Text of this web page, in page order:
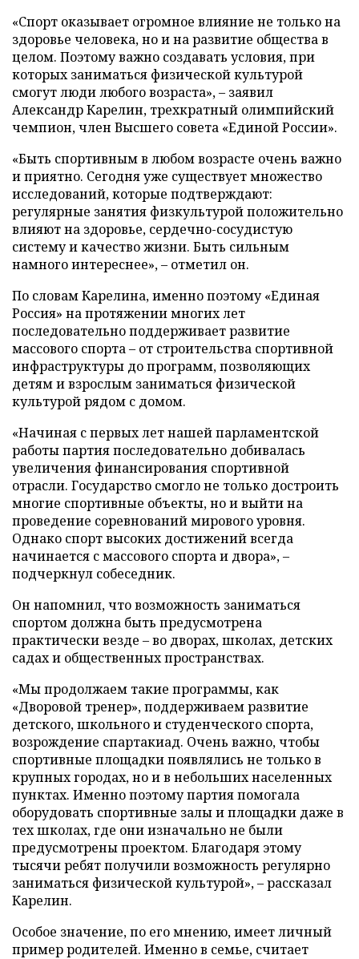
«Спорт оказывает огромное влияние не только на
здоровье человека, но и на развитие общества в
целом. Поэтому важно создавать условия, при
которых заниматься физической культурой
смогут люди любого возраста», – заявил
Александр Карелин, трехкратный олимпийский
чемпион, член Высшего совета «Единой России».
«Быть спортивным в любом возрасте очень важно
и приятно. Сегодня уже существует множество
исследований, которые подтверждают:
регулярные занятия физкультурой положительно
влияют на здоровье, сердечно-сосудистую
систему и качество жизни. Быть сильным
намного интереснее», – отметил он.
По словам Карелина, именно поэтому «Единая
Россия» на протяжении многих лет
последовательно поддерживает развитие
массового спорта – от строительства спортивной
инфраструктуры до программ, позволяющих
детям и взрослым заниматься физической
культурой рядом с домом.
«Начиная с первых лет нашей парламентской
работы партия последовательно добивалась
увеличения финансирования спортивной
отрасли. Государство смогло не только достроить
многие спортивные объекты, но и выйти на
проведение соревнований мирового уровня.
Однако спорт высоких достижений всегда
начинается с массового спорта и двора», –
подчеркнул собеседник.
Он напомнил, что возможность заниматься
спортом должна быть предусмотрена
практически везде – во дворах, школах, детских
садах и общественных пространствах.
«Мы продолжаем такие программы, как
«Дворовой тренер», поддерживаем развитие
детского, школьного и студенческого спорта,
возрождение спартакиад. Очень важно, чтобы
спортивные площадки появлялись не только в
крупных городах, но и в небольших населенных
пунктах. Именно поэтому партия помогала
оборудовать спортивные залы и площадки даже в
тех школах, где они изначально не были
предусмотрены проектом. Благодаря этому
тысячи ребят получили возможность регулярно
заниматься физической культурой», – рассказал
Карелин.
Особое значение, по его мнению, имеет личный
пример родителей. Именно в семье, считает